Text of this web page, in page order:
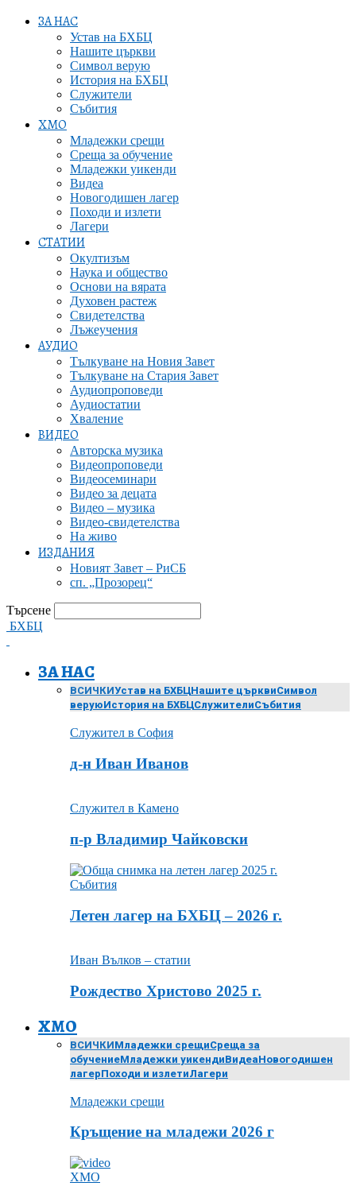
ЗА НАС
Устав на БХБЦ
Нашите църкви
Символ верую
История на БХБЦ
Служители
Събития
ХМО
Младежки срещи
Среща за обучение
Младежки уикенди
Видеа
Новогодишен лагер
Походи и излети
Лагери
СТАТИИ
Окултизъм
Наука и общество
Основи на вярата
Духовен растеж
Свидетелства
Лъжеучения
АУДИО
Тълкуване на Новия Завет
Тълкуване на Стария Завет
Аудиопроповеди
Аудиостатии
Хваление
ВИДЕО
Авторска музика
Видеопроповеди
Видеосеминари
Видео за децата
Видео – музика
Видео-свидетелства
На живо
ИЗДАНИЯ
Новият Завет – РиСБ
сп. „Прозорец“
Търсене
БХБЦ
ЗА НАС
ВСИЧКИУстав на БХБЦНашите църквиСимвол
веруюИстория на БХБЦСлужителиСъбития
Служител в София
д-н Иван Иванов
Служител в Камено
п-р Владимир Чайковски
Събития
Летен лагер на БХБЦ – 2026 г.
Иван Вълков – статии
Рождество Христово 2025 г.
ХМО
ВСИЧКИМладежки срещиСреща за
обучениеМладежки уикендиВидеаНовогодишен
лагерПоходи и излетиЛагери
Младежки срещи
Кръщение на младежи 2026 г
ХМО